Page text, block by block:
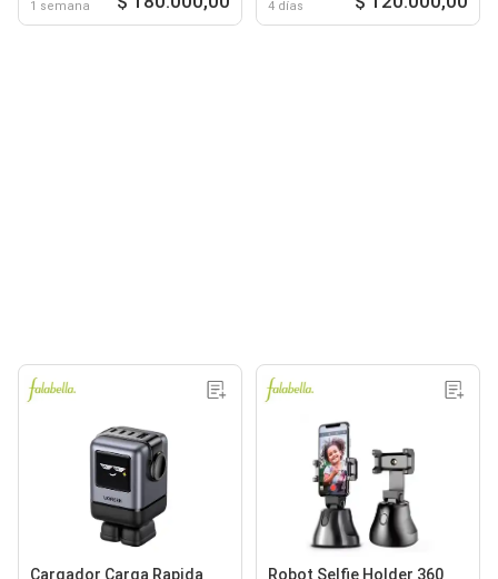
1 semana 4 días
Cargador Carga Rapida Robot Selfie Holder 360